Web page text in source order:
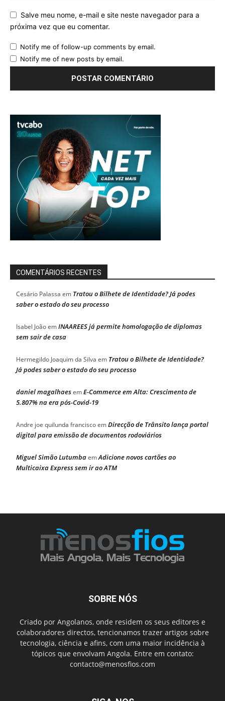
Salve meu nome, e-mail e site neste navegador para a
próxima vez que eu comentar.
Notify me of follow-up comments by email.
Notify me of new posts by email.
COMENTÁRIOS RECENTES
Cesário Palassa em Tratou o Bilhete de Identidade? Já podes
saber o estado do seu processo
Isabel JoãoemINAAREES já permite homologação de diplomas
sem sair de casa
Hermegildo Joaquim da Silva em Tratou o Bilhete de Identidade?
Já podes saber o estado do seu processo
daniel magalhaesemE-Commerce em Alta: Crescimento de
5.807% na era pós-Covid-19
Andre joe quilunda franciscoemDirecção de Trânsito lança portal
digital para emissão de documentos rodoviários
Miguel Simão LutumbaemAdicione novos cartões ao
Multicaixa Express sem ir ao ATM
SOBRE NÓS
Criado por Angolanos, onde residem os seus editores e
colaboradores directos, tencionamos trazer artigos sobre
tecnologia, ciência e afins, com uma maior incidência à
tópicos que envolvam Angola. Entre em contato:
contacto@menosfios.com